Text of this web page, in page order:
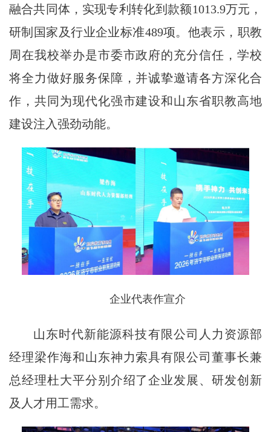
融合共同体，实现专利转化到款额1013.9万元，
研制国家及行业企业标准489项。他表示，职教
周在我校举办是市委市政府的充分信任，学校
将全力做好服务保障，并诚挚邀请各方深化合
作，共同为现代化强市建设和山东省职教高地
建设注入强劲动能。
企业代表作宣介
山东时代新能源科技有限公司人力资源部
经理梁作海和山东神力索具有限公司董事长兼
总经理杜大平分别介绍了企业发展、研发创新
及人才用工需求。